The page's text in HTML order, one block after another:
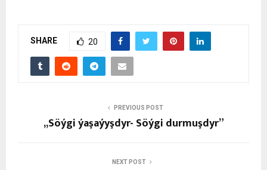
Oguzhandan gaýdýan keremli toprak, saňa ýetmek
üçin urýar bu gursak!